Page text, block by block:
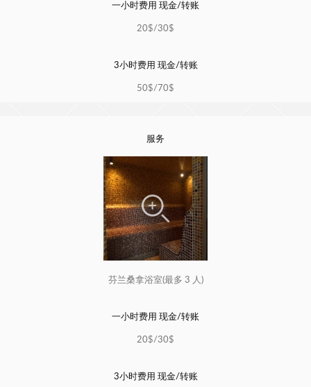
一小时费用 现金/转账
20$/30$
3小时费用 现金/转账
50$/70$
服务
芬兰桑拿浴室(最多 3 人)
一小时费用 现金/转账
20$/30$
3小时费用 现金/转账